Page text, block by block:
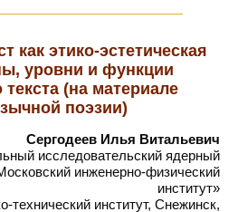
как этико-эстетическая
уровни и функции
текста (на материале
поэзии)
Сергодеев Илья Витальевич
исследовательский ядерный
инженерно-физический
институт»
технический институт, Снежинск,